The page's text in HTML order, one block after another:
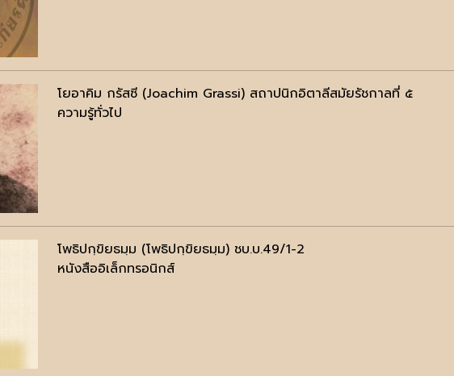
โยอาคิม กรัสซี (Joachim Grassi) สถาปนิกอิตาลีสมัยรัชกาลที่ ๕
ความรู้ทั่วไป
โพธิปกฺขิยธมฺม (โพธิปกฺขิยธมฺม) ชบ.บ.49/1-2
หนังสืออิเล็กทรอนิกส์